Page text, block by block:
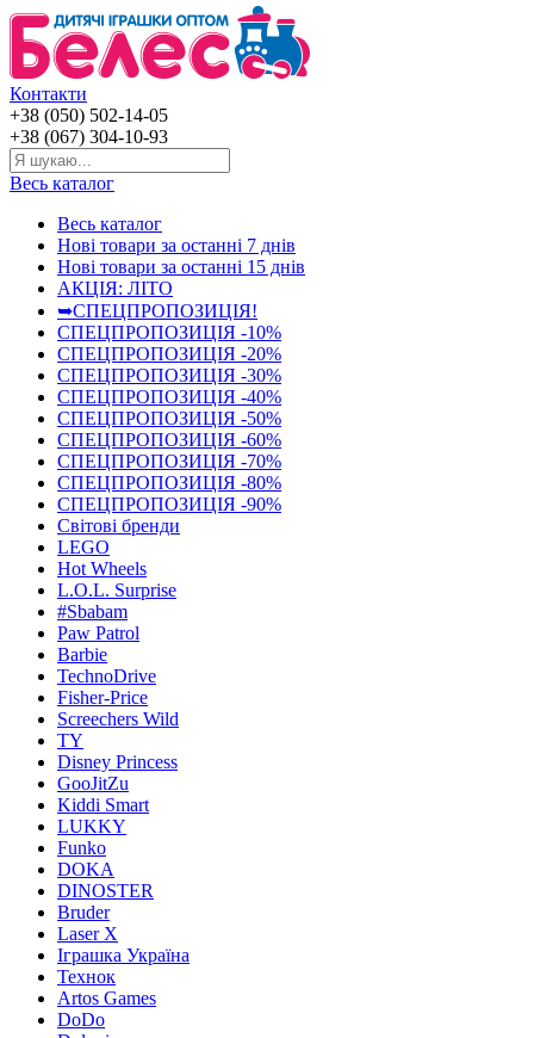
Контакти
+38 (050) 502-14-05
+38 (067) 304-10-93
Весь каталог
Весь каталог
Нові товари за останнi 7 днiв
Нові товари за останнi 15 днiв
АКЦІЯ: ЛІТО
➥СПЕЦПРОПОЗИЦІЯ!
СПЕЦПРОПОЗИЦІЯ -10%
СПЕЦПРОПОЗИЦІЯ -20%
СПЕЦПРОПОЗИЦІЯ -30%
СПЕЦПРОПОЗИЦІЯ -40%
СПЕЦПРОПОЗИЦІЯ -50%
СПЕЦПРОПОЗИЦІЯ -60%
СПЕЦПРОПОЗИЦІЯ -70%
СПЕЦПРОПОЗИЦІЯ -80%
СПЕЦПРОПОЗИЦІЯ -90%
Світові бренди
LEGO
Hot Wheels
L.O.L. Surprise
#Sbabam
Paw Patrol
Barbie
TechnoDrive
Fisher-Price
Screechers Wild
TY
Disney Princess
GooJitZu
Kiddi Smart
LUKKY
Funko
DOKA
DINOSTER
Bruder
Laser X
Іграшка Україна
Технок
Artos Games
DoDo